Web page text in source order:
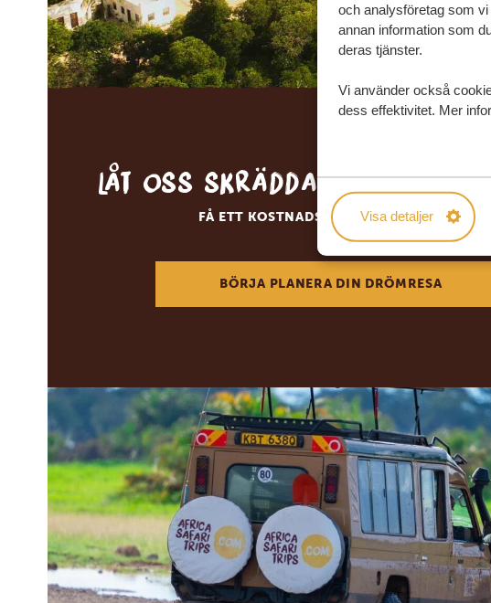
och analysföretag som
annan information som
deras tjänster.
Vi använder också
dess effektivitet. Mer
Visa detaljer
Låt oss skräddarsy din
FÅ ETT KOSTNADSFRITT RESEFÖRSLAG
BÖRJA PLANERA DIN DRÖMRESA